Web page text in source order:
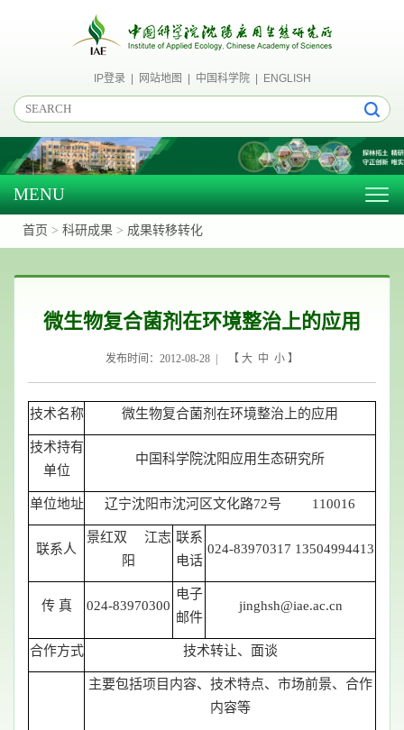
IP登录| 网站地图 中国科学院| ENGLISH
MENU
首页 > 科研成果 > 成果转移转化
微生物复合菌剂在环境整治上的应用
发布时间：2012-08-28 | 【 大 中 小 】
技术名称 微生物复合菌剂在环境整治上的应用
技术持有
单位
中国科学院沈阳应用生态研究所
单位地址 辽宁沈阳市沈河区文化路72号 110016
联系人
景红双 江志
阳
联系
电话
024-83970317 13504994413
传 真 024-83970300
电子
邮件
jinghsh@iae.ac.cn
合作方式 技术转让、面谈
主要包括项目内容、技术特点、市场前景、合作
内容等